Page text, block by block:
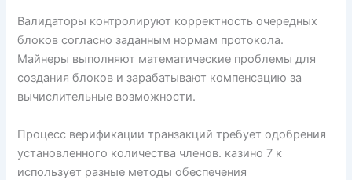
Валидаторы контролируют корректность очередных
блоков согласно заданным нормам протокола.
Майнеры выполняют математические проблемы для
создания блоков и зарабатывают компенсацию за
вычислительные возможности.
Процесс верификации транзакций требует одобрения
установленного количества членов. казино 7 к
использует разные методы обеспечения